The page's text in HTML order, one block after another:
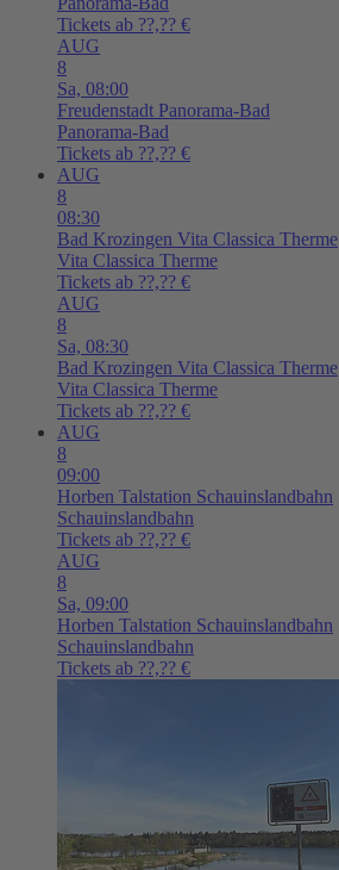
Tickets ab ??,?? €
AUG
8
Sa, 08:00
Freudenstadt Panorama-Bad
Panorama-Bad
Tickets ab ??,?? €
AUG
8
08:30
Bad Krozingen Vita Classica Therme
Vita Classica Therme
Tickets ab ??,?? €
AUG
8
Sa, 08:30
Bad Krozingen Vita Classica Therme
Vita Classica Therme
Tickets ab ??,?? €
AUG
8
09:00
Horben Talstation Schauinslandbahn
Schauinslandbahn
Tickets ab ??,?? €
AUG
8
Sa, 09:00
Horben Talstation Schauinslandbahn
Schauinslandbahn
Tickets ab ??,?? €